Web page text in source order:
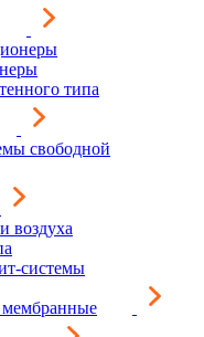
типа
свободной
воздуха
системы
мембранные